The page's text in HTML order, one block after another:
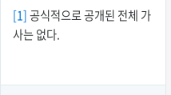
[1]공식적으로 공개된 전체 가
사는 없다.